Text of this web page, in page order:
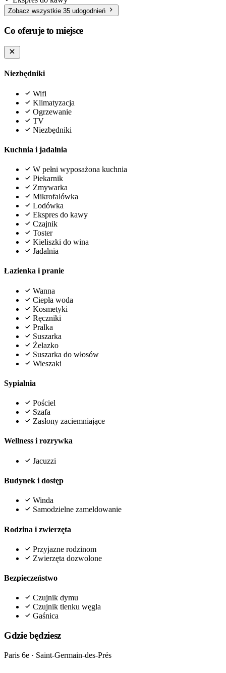
Zobacz wszystkie 35 udogodnień
Co oferuje to miejsce
Niezbędniki
Wifi
Klimatyzacja
Ogrzewanie
TV
Niezbędniki
Kuchnia i jadalnia
W pełni wyposażona kuchnia
Piekarnik
Zmywarka
Mikrofalówka
Lodówka
Ekspres do kawy
Czajnik
Toster
Kieliszki do wina
Jadalnia
Łazienka i pranie
Wanna
Ciepła woda
Kosmetyki
Ręczniki
Pralka
Suszarka
Żelazko
Suszarka do włosów
Wieszaki
Sypialnia
Pościel
Szafa
Zasłony zaciemniające
Wellness i rozrywka
Jacuzzi
Budynek i dostęp
Winda
Samodzielne zameldowanie
Rodzina i zwierzęta
Przyjazne rodzinom
Zwierzęta dozwolone
Bezpieczeństwo
Czujnik dymu
Czujnik tlenku węgla
Gaśnica
Gdzie będziesz
Paris 6e · Saint-Germain-des-Prés